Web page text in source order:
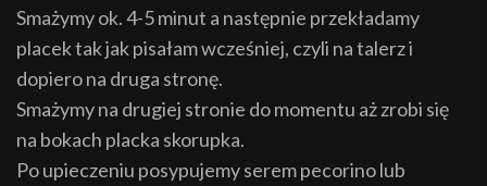
Smażymy ok. 4-5 minut a następnie przekładamy
placek tak jak pisałam wcześniej, czyli na talerz i
dopiero na druga stronę.
Smażymy na drugiej stronie do momentu aż zrobi się
na bokach placka skorupka.
Po upieczeniu posypujemy serem pecorino lub